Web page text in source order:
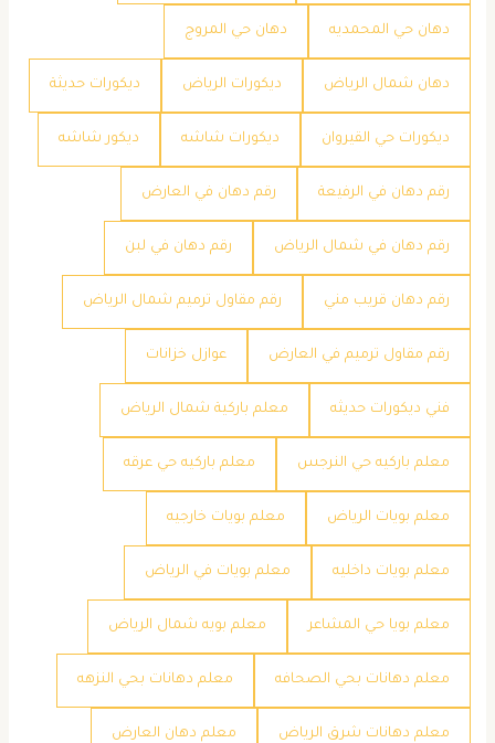
دهان حي المحمديه دهان حي المروج
دهان شمال الرياض ديكورات الرياض ديكورات حديثة
ديكورات حي القيروان ديكورات شاشه ديكور شاشه
رقم دهان في الرفيعة رقم دهان في العارض
رقم دهان في شمال الرياض رقم دهان في لبن
رقم دهان قريب مني رقم مقاول ترميم شمال الرياض
رقم مقاول ترميم في العارض عوازل خزانات
فني ديكورات حديثه معلم باركية شمال الرياض
معلم باركيه حي النرجس معلم باركيه حي عرقه
معلم بويات الرياض معلم بويات خارجيه
معلم بويات داخليه معلم بويات في الرياض
معلم بويا حي المشاعر معلم بويه شمال الرياض
معلم دهانات بحي الصحافه معلم دهانات بحي النزهه
معلم دهانات شرق الرياض معلم دهان العارض